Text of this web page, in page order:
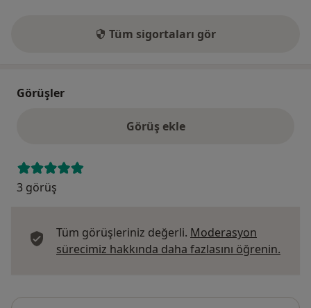
Tüm sigortaları gör
Görüşler
Görüş ekle
3 görüş
Tüm görüşleriniz değerli. Moderasyon
sürecimiz hakkında daha fazlasını öğrenin.